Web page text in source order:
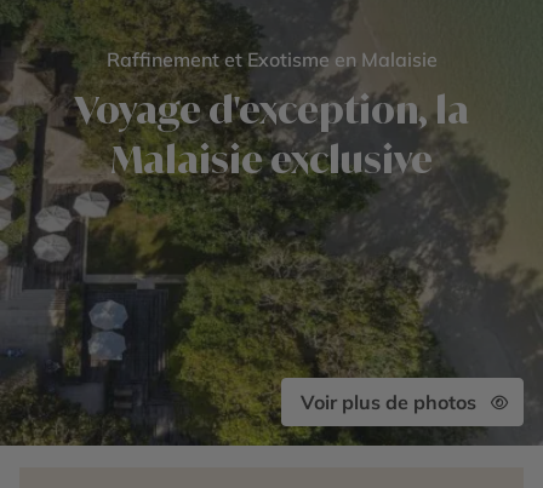
Raffinement et Exotisme en Malaisie
Voyage d'exception, la
Malaisie exclusive
Voir plus de photos